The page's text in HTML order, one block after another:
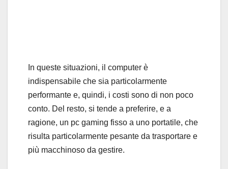
In queste situazioni, il computer è
indispensabile che sia particolarmente
performante e, quindi, i costi sono di non poco
conto. Del resto, si tende a preferire, e a
ragione, un pc gaming fisso a uno portatile, che
risulta particolarmente pesante da trasportare e
più macchinoso da gestire.